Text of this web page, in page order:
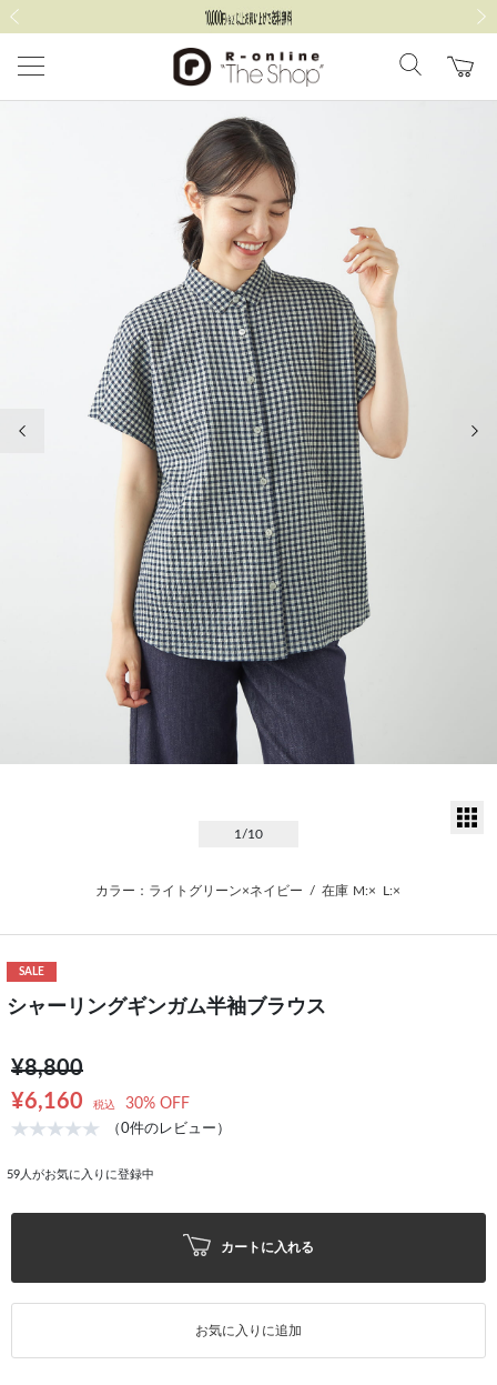
1 /10
カラー：ライトグリーン×ネイビー / 在庫 M:× L:×
SALE
シャーリングギンガム半袖ブラウス
¥8,800
¥6,160
税込 30% OFF
（0件のレビュー）
59 人がお気に入りに登録中
カートに入れる
お気に入りに追加